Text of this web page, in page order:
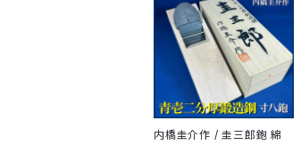
内橋圭介作 / 圭三郎鉋 綿